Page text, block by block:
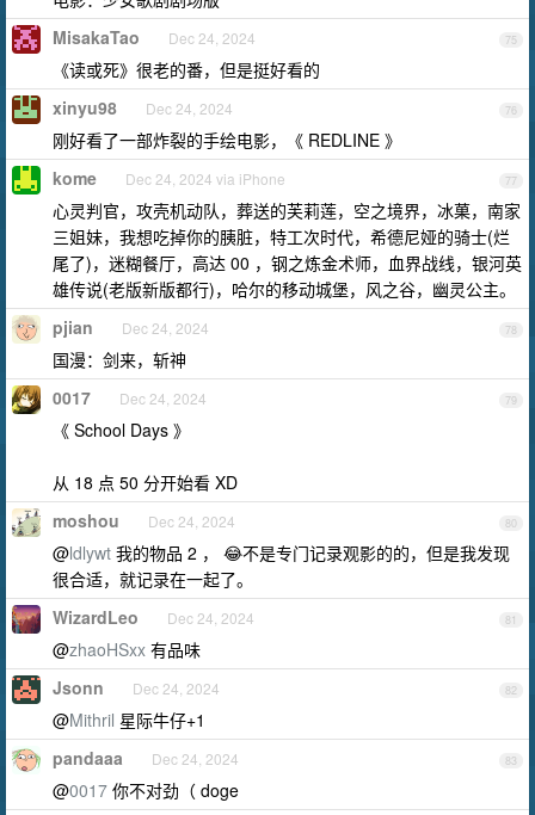
75
MisakaTao Dec 24, 2024
《读或死》很老的番，但是挺好看的
76
xinyu98 Dec 24, 2024
刚好看了一部炸裂的手绘电影，《 REDLINE 》
77
kome Dec 24, 2024 via iPhone
心灵判官，攻壳机动队，葬送的芙莉莲，空之境界，冰菓，南家
三姐妹，我想吃掉你的胰脏，特工次时代，希德尼娅的骑士(烂
尾了)，迷糊餐厅，高达 00 ，钢之炼金术师，血界战线，银河英
雄传说(老版新版都行)，哈尔的移动城堡，风之谷，幽灵公主。
78
pjian Dec 24, 2024
国漫：剑来，斩神
79
0017 Dec 24, 2024
《 School Days 》
从 18 点 50 分开始看 XD
80
moshou Dec 24, 2024
@ldlywt 我的物品 2 ， 😂不是专门记录观影的的，但是我发现
很合适，就记录在一起了。
81
WizardLeo Dec 24, 2024
@zhaoHSxx 有品味
82
Jsonn Dec 24, 2024
@Mithril 星际牛仔+1
83
pandaaa Dec 24, 2024
@0017 你不对劲（ doge